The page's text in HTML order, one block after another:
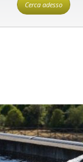
Cerca adesso